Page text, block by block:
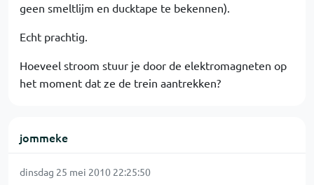
geen smeltlijm en ducktape te bekennen).
Echt prachtig.
Hoeveel stroom stuur je door de elektromagneten op
het moment dat ze de trein aantrekken?
jommeke
dinsdag 25 mei 2010 22:25:50